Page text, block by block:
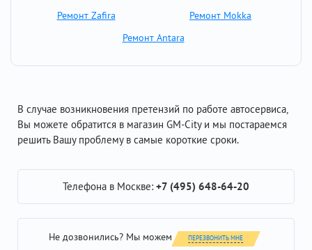
Ремонт Zafira
Ремонт Mokka
Ремонт Antara
В случае возникновения претензий по работе автосервиса,
Вы можете обратится в магазин GM-City и мы постараемся
решить Вашу проблему в самые короткие сроки.
Телефона в Москве: +7 (495) 648-64-20
Не дозвонились? Мы можем ПЕРЕЗВОНИТЬ МНЕ